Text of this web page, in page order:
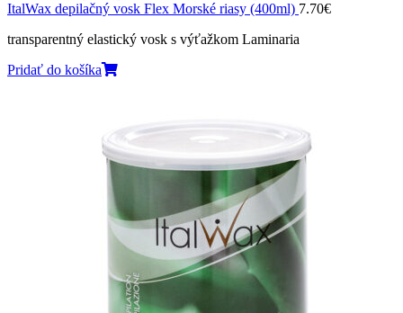
ItalWax depilačný vosk Flex Morské riasy (400ml) 7.70€
transparentný elastický vosk s výťažkom Laminaria
Pridať do košíka